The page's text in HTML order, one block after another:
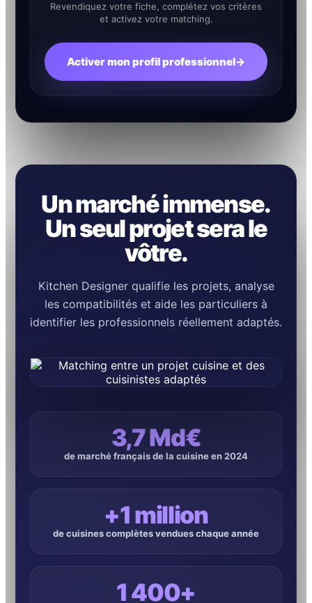
Revendiquez votre fiche, complétez vos critères
et activez votre matching.
Activer mon profil professionnel→
Un marché immense.
Un seul projet sera le
vôtre.
Kitchen Designer qualifie les projets, analyse
les compatibilités et aide les particuliers à
identifier les professionnels réellement adaptés.
3,7 Md€
de marché français de la cuisine en 2024
+1 million
de cuisines complètes vendues chaque année
1 400+